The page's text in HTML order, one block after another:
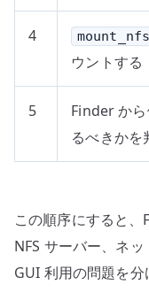
4
ウントする
5
Finder か
るべきかを
この順序にすると、
NFS サーバー、ネ
GUI 利用の問題を分